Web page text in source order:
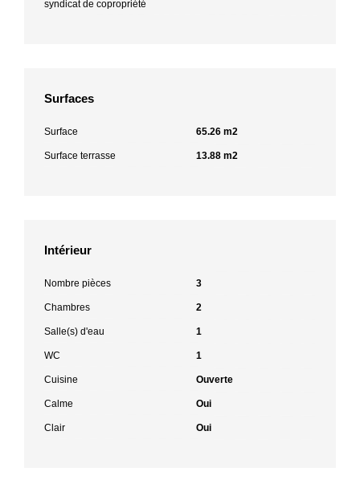
syndicat de copropriété
Surfaces
Surface 65.26 m2
Surface terrasse 13.88 m2
Intérieur
Nombre pièces 3
Chambres 2
Salle(s) d'eau 1
WC 1
Cuisine Ouverte
Calme Oui
Clair Oui